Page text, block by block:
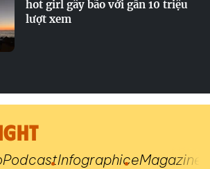
hot girl gây bão với gần 10 triệu
lượt xem
PodcastInfographiceMagazine